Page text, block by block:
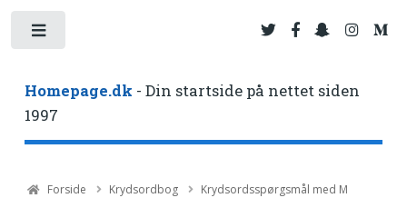
Homepage.dk - Din startside på nettet siden
1997
Forside Krydsordbog
Krydsordsspørgsmål med M